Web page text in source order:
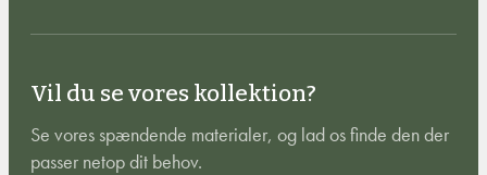
Vil du se vores kollektion?
Se vores spændende materialer, og lad os finde den der
passer netop dit behov.